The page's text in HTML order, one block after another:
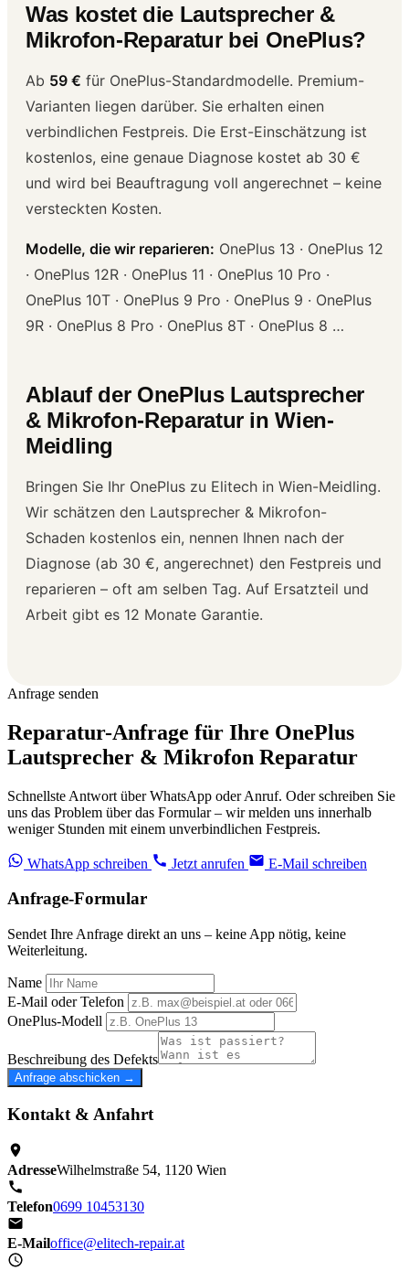
Was kostet die Lautsprecher &
Mikrofon-Reparatur bei OnePlus?
Ab 59 € für OnePlus-Standardmodelle. Premium-
Varianten liegen darüber. Sie erhalten einen
verbindlichen Festpreis. Die Erst-Einschätzung ist
kostenlos, eine genaue Diagnose kostet ab 30 €
und wird bei Beauftragung voll angerechnet – keine
versteckten Kosten.
Modelle, die wir reparieren: OnePlus 13 · OnePlus 12
· OnePlus 12R · OnePlus 11 · OnePlus 10 Pro ·
OnePlus 10T · OnePlus 9 Pro · OnePlus 9 · OnePlus
9R · OnePlus 8 Pro · OnePlus 8T · OnePlus 8 …
Ablauf der OnePlus Lautsprecher
& Mikrofon-Reparatur in Wien-
Meidling
Bringen Sie Ihr OnePlus zu Elitech in Wien-Meidling.
Wir schätzen den Lautsprecher & Mikrofon-
Schaden kostenlos ein, nennen Ihnen nach der
Diagnose (ab 30 €, angerechnet) den Festpreis und
reparieren – oft am selben Tag. Auf Ersatzteil und
Arbeit gibt es 12 Monate Garantie.
Anfrage senden
Reparatur-Anfrage für Ihre OnePlus
Lautsprecher & Mikrofon Reparatur
Schnellste Antwort über WhatsApp oder Anruf. Oder schreiben Sie
uns das Problem über das Formular – wir melden uns innerhalb
weniger Stunden mit einem unverbindlichen Festpreis.
WhatsApp schreiben Jetzt anrufen E-Mail schreiben
Anfrage-Formular
Sendet Ihre Anfrage direkt an uns – keine App nötig, keine
Weiterleitung.
Name
E-Mail oder Telefon
OnePlus-Modell
Beschreibung des Defekts
Anfrage abschicken →
Kontakt & Anfahrt
AdresseWilhelmstraße 54, 1120 Wien
Telefon0699 10453130
E-Mailoffice@elitech-repair.at